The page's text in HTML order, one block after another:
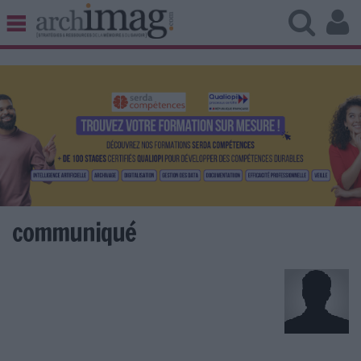
BIBLIOTHÈQUE ÉDITION
UNIVERS DATA
TRAVAIL COLLABORATIF
VIE NUMÉRIQUE
NUMÉRIQUE RESPONSABLE
communiqué